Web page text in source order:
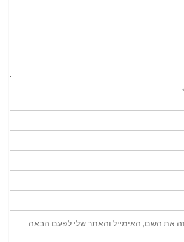
את השם, האימייל והאתר שלי לפעם הבאה